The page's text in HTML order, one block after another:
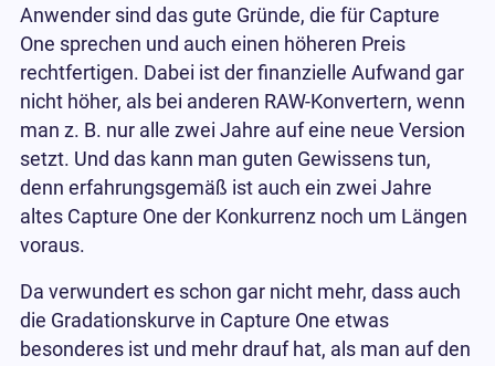
Anwender sind das gute Gründe, die für Capture
One sprechen und auch einen höheren Preis
rechtfertigen. Dabei ist der finanzielle Aufwand gar
nicht höher, als bei anderen RAW-Konvertern, wenn
man z. B. nur alle zwei Jahre auf eine neue Version
setzt. Und das kann man guten Gewissens tun,
denn erfahrungsgemäß ist auch ein zwei Jahre
altes Capture One der Konkurrenz noch um Längen
voraus.
Da verwundert es schon gar nicht mehr, dass auch
die Gradationskurve in Capture One etwas
besonderes ist und mehr drauf hat, als man auf den